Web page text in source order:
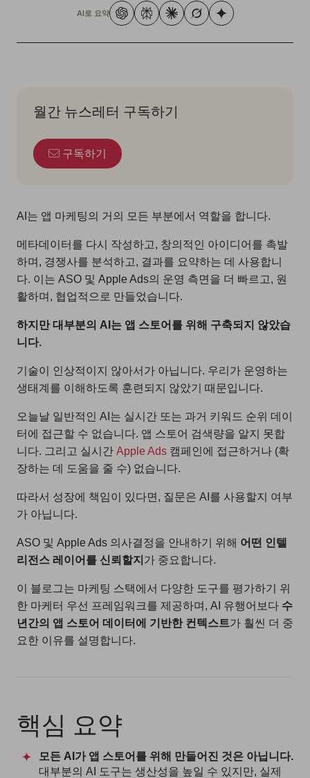
AI로 요약
월간 뉴스레터 구독하기
구독하기
AI는 앱 마케팅의 거의 모든 부분에서 역할을 합니다.
메타데이터를 다시 작성하고, 창의적인 아이디어를 촉발
하며, 경쟁사를 분석하고, 결과를 요약하는 데 사용합니
다. 이는 ASO 및 Apple Ads의 운영 측면을 더 빠르고, 원
활하며, 협업적으로 만들었습니다.
하지만 대부분의 AI는 앱 스토어를 위해 구축되지 않았습
니다.
기술이 인상적이지 않아서가 아닙니다. 우리가 운영하는
생태계를 이해하도록 훈련되지 않았기 때문입니다.
오늘날 일반적인 AI는 실시간 또는 과거 키워드 순위 데이
터에 접근할 수 없습니다. 앱 스토어 검색량을 알지 못합
니다. 그리고 실시간 Apple Ads 캠페인에 접근하거나 (확
장하는 데 도움을 줄 수) 없습니다.
따라서 성장에 책임이 있다면, 질문은 AI를 사용할지 여부
가 아닙니다.
ASO 및 Apple Ads 의사결정을 안내하기 위해 어떤 인텔
리전스 레이어를 신뢰할지 가 중요합니다.
이 블로그는 마케팅 스택에서 다양한 도구를 평가하기 위
한 마케터 우선 프레임워크를 제공하며, AI 유행어보다 수
년간의 앱 스토어 데이터에 기반한 컨텍스트가 훨씬 더 중
요한 이유를 설명합니다.
핵심 요약
모든 AI가 앱 스토어를 위해 만들어진 것은 아닙니다.
대부분의 AI 도구는 생산성을 높일 수 있지만, 실제